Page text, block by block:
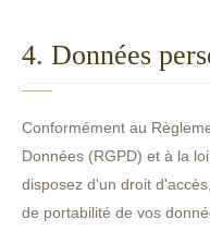
4. Données
Conformément au
Données (RGPD) et à la
disposez d'un droit
de portabilité de vos